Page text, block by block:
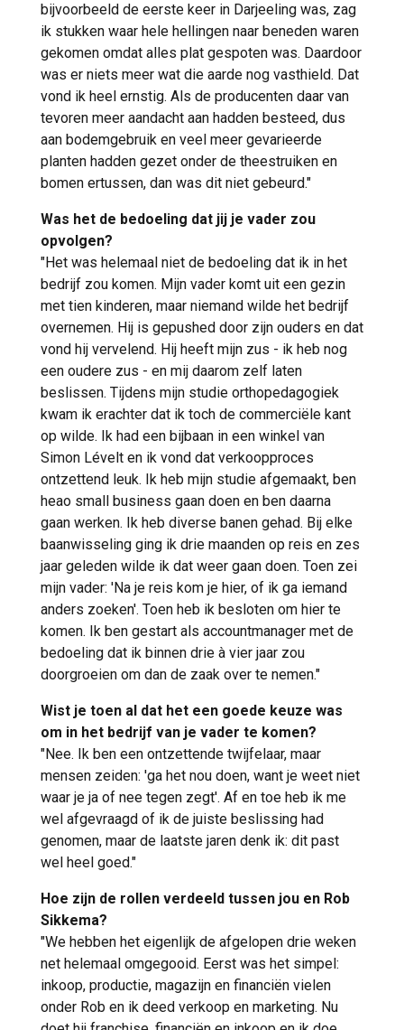
bijvoorbeeld de eerste keer in Darjeeling was, zag
ik stukken waar hele hellingen naar beneden waren
gekomen omdat alles plat gespoten was. Daardoor
was er niets meer wat die aarde nog vasthield. Dat
vond ik heel ernstig. Als de producenten daar van
tevoren meer aandacht aan hadden besteed, dus
aan bodemgebruik en veel meer gevarieerde
planten hadden gezet onder de theestruiken en
bomen ertussen, dan was dit niet gebeurd."
Was het de bedoeling dat jij je vader zou
opvolgen?
"Het was helemaal niet de bedoeling dat ik in het
bedrijf zou komen. Mijn vader komt uit een gezin
met tien kinderen, maar niemand wilde het bedrijf
overnemen. Hij is gepushed door zijn ouders en dat
vond hij vervelend. Hij heeft mijn zus - ik heb nog
een oudere zus - en mij daarom zelf laten
beslissen. Tijdens mijn studie orthopedagogiek
kwam ik erachter dat ik toch de commerciële kant
op wilde. Ik had een bijbaan in een winkel van
Simon Lévelt en ik vond dat verkoopproces
ontzettend leuk. Ik heb mijn studie afgemaakt, ben
heao small business gaan doen en ben daarna
gaan werken. Ik heb diverse banen gehad. Bij elke
baanwisseling ging ik drie maanden op reis en zes
jaar geleden wilde ik dat weer gaan doen. Toen zei
mijn vader: 'Na je reis kom je hier, of ik ga iemand
anders zoeken'. Toen heb ik besloten om hier te
komen. Ik ben gestart als accountmanager met de
bedoeling dat ik binnen drie à vier jaar zou
doorgroeien om dan de zaak over te nemen."
Wist je toen al dat het een goede keuze was
om in het bedrijf van je vader te komen?
"Nee. Ik ben een ontzettende twijfelaar, maar
mensen zeiden: 'ga het nou doen, want je weet niet
waar je ja of nee tegen zegt'. Af en toe heb ik me
wel afgevraagd of ik de juiste beslissing had
genomen, maar de laatste jaren denk ik: dit past
wel heel goed."
Hoe zijn de rollen verdeeld tussen jou en Rob
Sikkema?
"We hebben het eigenlijk de afgelopen drie weken
net helemaal omgegooid. Eerst was het simpel:
inkoop, productie, magazijn en financiën vielen
onder Rob en ik deed verkoop en marketing. Nu